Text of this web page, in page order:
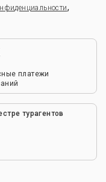
,
платежи
турагентов